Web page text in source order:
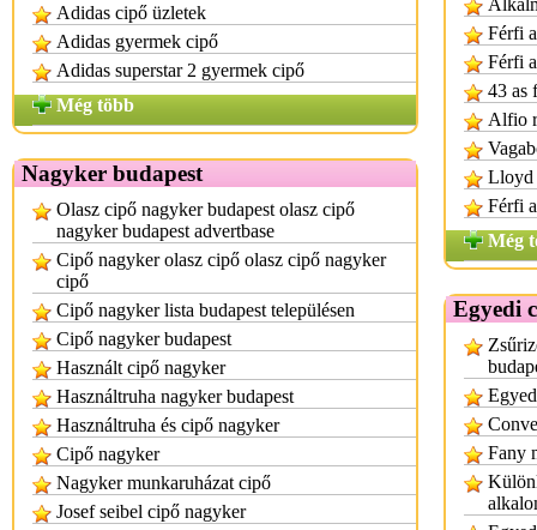
Adidas cipő üzletek
Adidas gyermek cipő
Adidas superstar 2 gyermek cipő
Még több
Nagyker budapest
Olasz cipő nagyker budapest olasz cipő
nagyker budapest advertbase
Cipő nagyker olasz cipő olasz cipő nagyker
cipő
Cipő nagyker lista budapest településen
Cipő nagyker budapest
Használt cipő nagyker
Használtruha nagyker budapest
Használtruha és cipő nagyker
Cipő nagyker
Nagyker munkaruházat cipő
Josef seibel cipő nagyker
Férfi
Férfi
43 as
Alfio
Lloyd
Férfi
Még
Egyedi
Fany